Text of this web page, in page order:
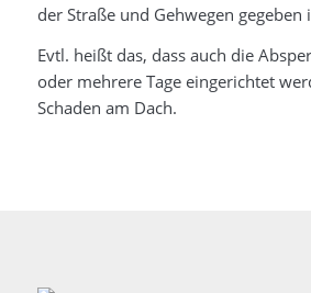
der Straße und Gehwegen gegeben
Evtl. heißt das, dass auch die
oder mehrere Tage eingerichtet
Schaden am Dach.